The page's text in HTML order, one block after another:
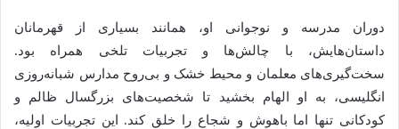
دوران مدرسه و نوجوانی او، همانند بسیاری از قهرمانان
داستان‌هایش، با چالش‌ها و تجربیات تلخی همراه بود.
سخت‌گیری‌های معلمان و محیط خشک و بی‌روح مدارس شبانه‌روزی
انگلیسی، به او الهام بخشید تا شخصیت‌های بزرگسال ظالم و
کودکانی تنها اما باهوش و شجاع را خلق کند. این تجربیات اولیه،